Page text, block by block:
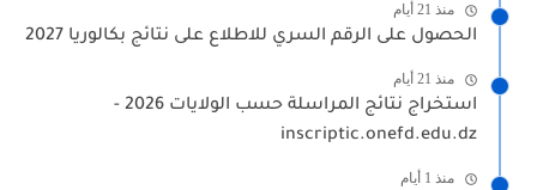
منذ 21 أيام
الحصول على الرقم السري للاطلاع على نتائج بكالوريا 2027
منذ 21 أيام
استخراج نتائج المراسلة حسب الولايات 2026 -
inscriptic.onefd.edu.dz
منذ 1 أيام